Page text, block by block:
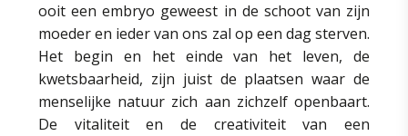
ooit een embryo geweest in de schoot van zijn
moeder en ieder van ons zal op een dag sterven.
Het begin en het einde van het leven, de
kwetsbaarheid, zijn juist de plaatsen waar de
menselijke natuur zich aan zichzelf openbaart.
De vitaliteit en de creativiteit van een